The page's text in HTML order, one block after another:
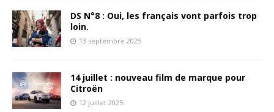
DS N°8 : Oui, les français vont parfois trop
loin.
13 septembre 2025
14 juillet : nouveau film de marque pour
Citroën
12 juillet 2025